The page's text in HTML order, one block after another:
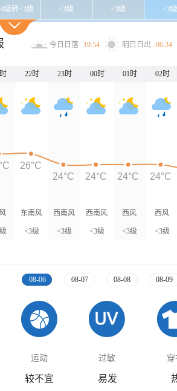
级转<3级 <3级 <3级 <3级
今日日落 19:54 明日日出 06:24
22时 23时 00时 01时 02时
东南风
<3级
西南风
<3级
西南风
<3级
西风
<3级
西风
<3级
26°C
24°C
24°C 24°C 24°C
08-06 08-07 08-08 08-09
运动 过敏 穿
较不宜 易发